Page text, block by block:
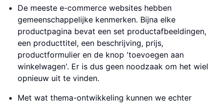
De meeste e-commerce websites hebben
gemeenschappelijke kenmerken. Bijna elke
productpagina bevat een set productafbeeldingen,
een producttitel, een beschrijving, prijs,
productformulier en de knop 'toevoegen aan
winkelwagen'. Er is dus geen noodzaak om het wiel
opnieuw uit te vinden.
Met wat thema-ontwikkeling kunnen we echter